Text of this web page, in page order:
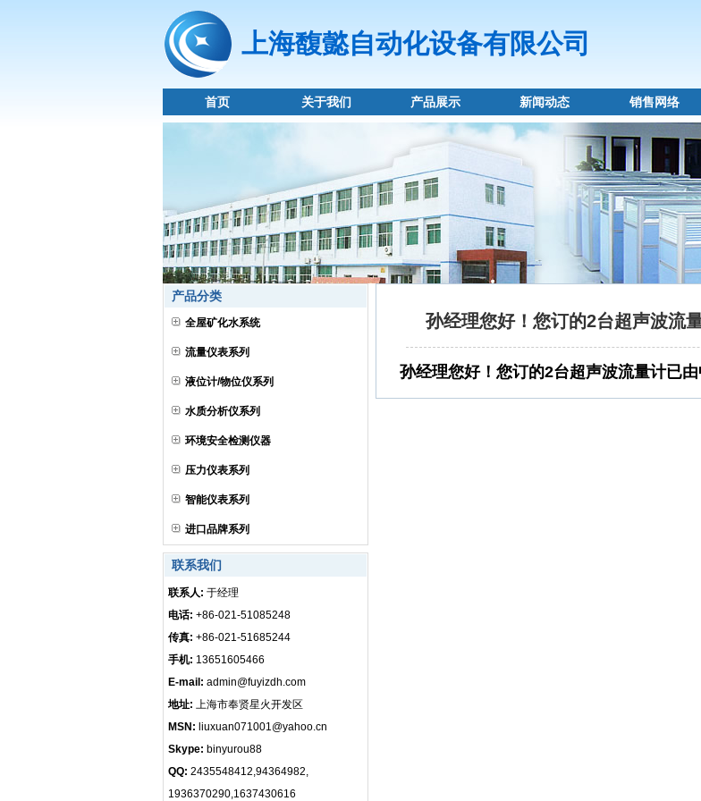
上海馥懿自动化设备有限公司
首页 关于我们 产品展示 新闻动态 销售网络
产品分类
全屋矿化水系统
流量仪表系列
液位计/物位仪系列
水质分析仪系列
环境安全检测仪器
压力仪表系列
智能仪表系列
进口品牌系列
联系我们
联系人: 于经理
电话: +86-021-51085248
传真: +86-021-51685244
手机: 13651605466
E-mail: admin@fuyizdh.com
地址: 上海市奉贤星火开发区
MSN: liuxuan071001@yahoo.cn
Skype: binyurou88
QQ: 2435548412,94364982,
1936370290,1637430616
孙经理您好！您订的2台超声波流
孙经理您好！您订的2台超声波流量计已